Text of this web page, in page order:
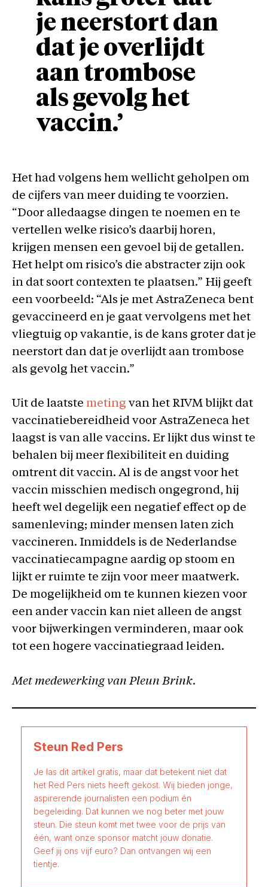
je neerstort dan
dat je overlijdt
aan trombose
als gevolg het
vaccin.’
Het had volgens hem wellicht geholpen om
de cijfers van meer duiding te voorzien.
“Door alledaagse dingen te noemen en te
vertellen welke risico’s daarbij horen,
krijgen mensen een gevoel bij de getallen.
Het helpt om risico’s die abstracter zijn ook
in dat soort contexten te plaatsen.” Hij geeft
een voorbeeld: “Als je met AstraZeneca bent
gevaccineerd en je gaat vervolgens met het
vliegtuig op vakantie, is de kans groter dat je
neerstort dan dat je overlijdt aan trombose
als gevolg het vaccin.”
Uit de laatste meting van het RIVM blijkt dat
vaccinatiebereidheid voor AstraZeneca het
laagst is van alle vaccins. Er lijkt dus winst te
behalen bij meer flexibiliteit en duiding
omtrent dit vaccin. Al is de angst voor het
vaccin misschien medisch ongegrond, hij
heeft wel degelijk een negatief effect op de
samenleving; minder mensen laten zich
vaccineren. Inmiddels is de Nederlandse
vaccinatiecampagne aardig op stoom en
lijkt er ruimte te zijn voor meer maatwerk.
De mogelijkheid om te kunnen kiezen voor
een ander vaccin kan niet alleen de angst
voor bijwerkingen verminderen, maar ook
tot een hogere vaccinatiegraad leiden.
Met medewerking van Pleun Brink.
Steun Red Pers
Je las dit artikel gratis, maar dat betekent niet dat
het Red Pers niets heeft gekost. Wij bieden jonge,
aspirerende journalisten een podium én
begeleiding. Dat kunnen we nog beter met jouw
steun. Die steun komt met twee voor de prijs van
één, want onze sponsor matcht jouw donatie.
Geef jij ons vijf euro? Dan ontvangen wij een
tientje.